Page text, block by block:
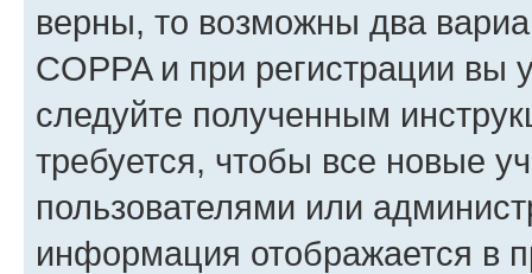
верны, то возможны два
COPPA и при регистрации вы
следуйте полученным
требуется, чтобы все новые
пользователями или
информация отображается в